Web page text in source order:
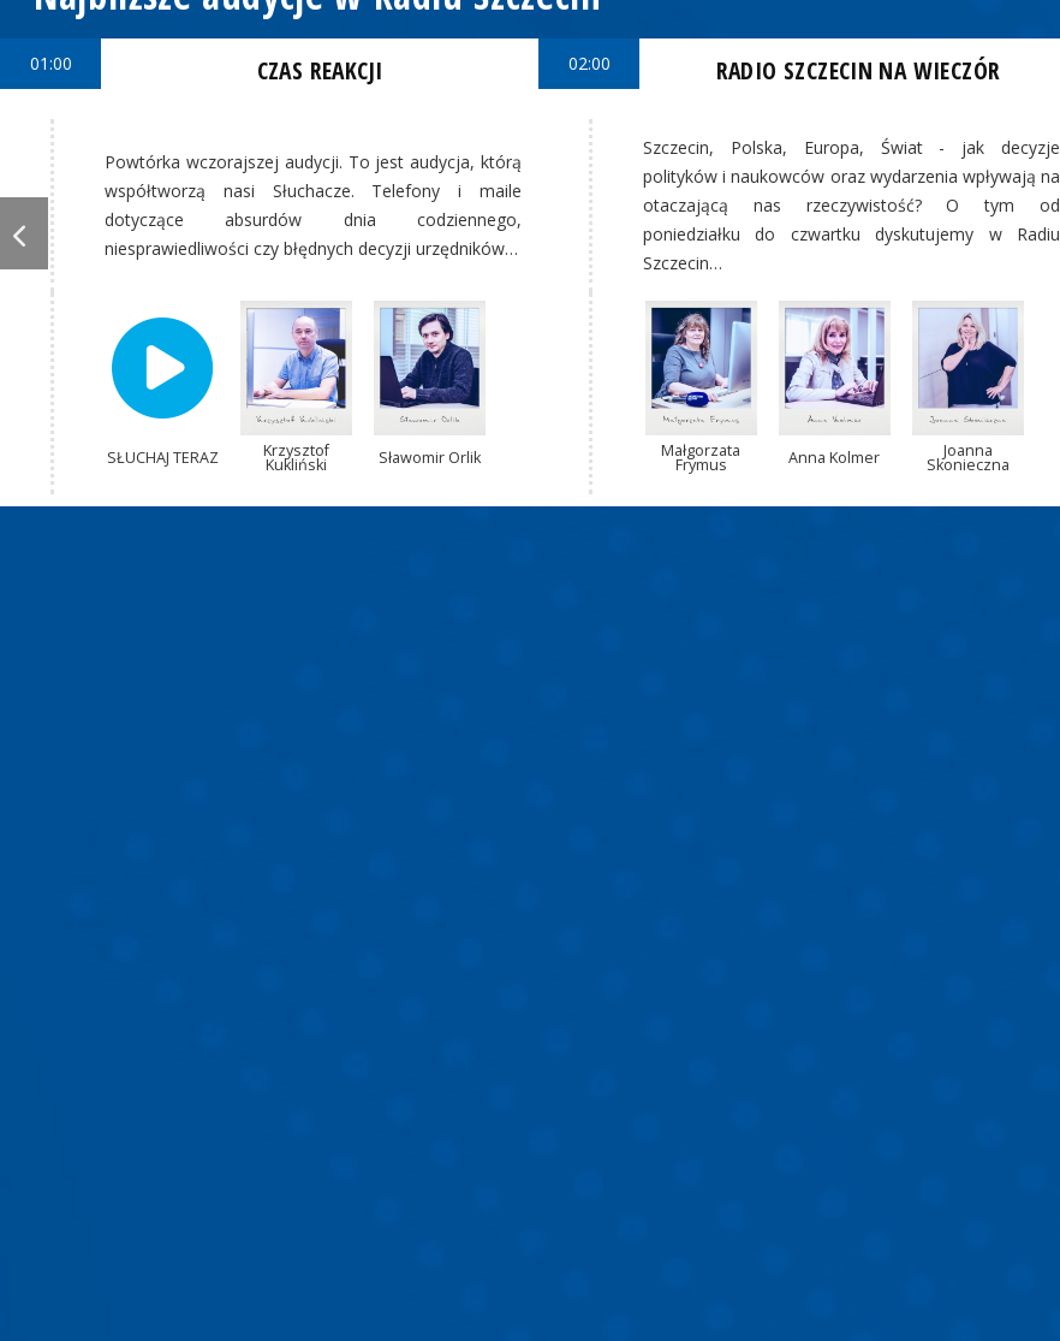
01:00 CZAS REAKCJI
Powtórka wczorajszej audycji. To jest audycja, którą
współtworzą nasi Słuchacze. Telefony i maile
dotyczące absurdów dnia codziennego,
niesprawiedliwości czy błędnych decyzji urzędników…
SŁUCHAJ TERAZ Krzysztof
Kukliński Sławomir Orlik
02:00 RADIO SZCZECIN NA WIECZÓR
Szczecin, Polska, Europa, Świat - jak decyzje
polityków i naukowców oraz wydarzenia wpływają na
otaczającą nas rzeczywistość? O tym od
poniedziałku do czwartku dyskutujemy w Radiu
Szczecin…
Małgorzata
Frymus Anna Kolmer Joanna
Skonieczna